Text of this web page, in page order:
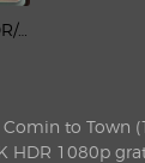
Zootopia 2 (2025) 4K HDR/DV WEB-DL Latino
to Town
HDR 1080p